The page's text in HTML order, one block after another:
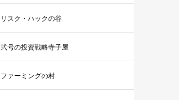
リスク・ハックの谷
弐号の投資戦略寺子屋
ファーミングの村